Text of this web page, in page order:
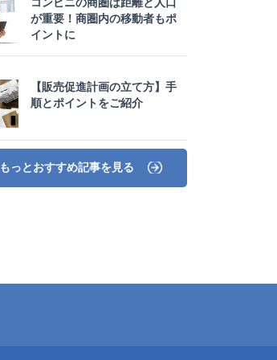
コンビニの商圏は距離と人口
が重要！商圏内の移動者もポ
イントに
【販売促進計画の立て方】手
順とポイントをご紹介
もっとおすすめ記事を見る